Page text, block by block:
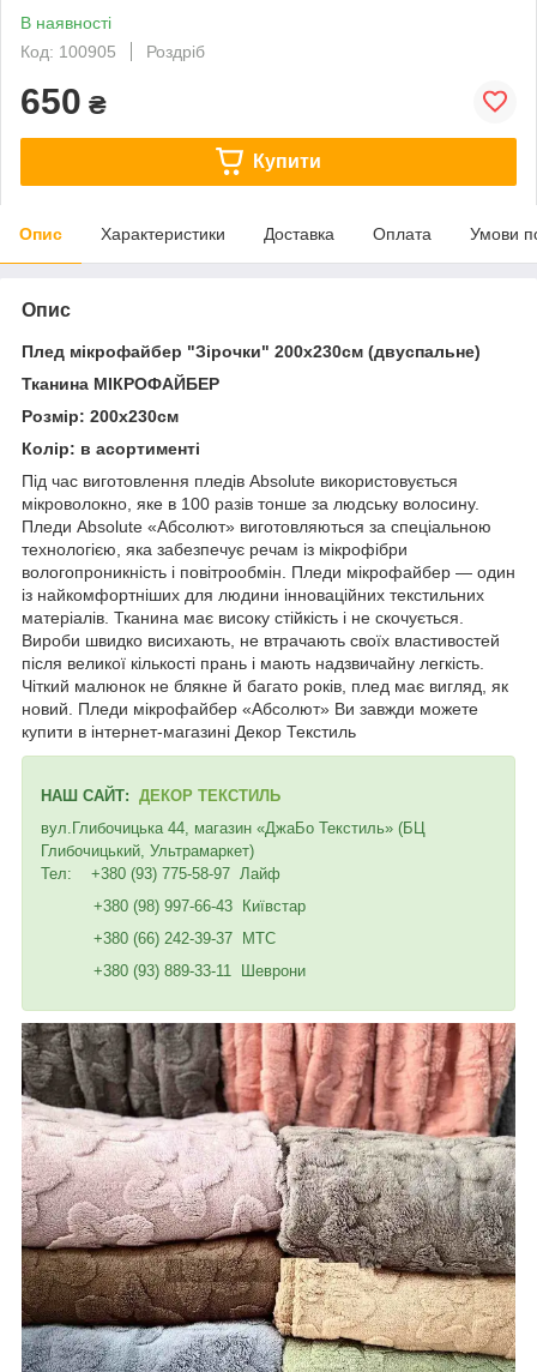
В наявності
Код: 100905
Роздріб
650 ₴
Купити
Опис Характеристики Доставка Оплата Умови
Опис
Плед мікрофайбер "Зірочки" 200х230см (двуспальне)
Тканина МІКРОФАЙБЕР
Розмір: 200х230см
Колір: в асортименті
Під час виготовлення пледів Absolute використовується
мікроволокно, яке в 100 разів тонше за людську волосину.
Пледи Absolute «Абсолют» виготовляються за спеціальною
технологією, яка забезпечує речам із мікрофібри
вологопроникність і повітрообмін. Пледи мікрофайбер — один
із найкомфортніших для людини інноваційних текстильних
матеріалів. Тканина має високу стійкість і не скочується.
Вироби швидко висихають, не втрачають своїх властивостей
після великої кількості прань і мають надзвичайну легкість.
Чіткий малюнок не блякне й багато років, плед має вигляд, як
новий. Пледи мікрофайбер «Абсолют» Ви завжди можете
купити в інтернет-магазині Декор Текстиль
НАШ САЙТ: ДЕКОР ТЕКСТИЛЬ
вул.Глибочицька 44, магазин «ДжаБо Текстиль» (БЦ
Глибочицький, Ультрамаркет)
Тел: +380 (93) 775-58-97 Лайф
+380 (98) 997-66-43 Київстар
+380 (66) 242-39-37 МТС
+380 (93) 889-33-11 Шеврони